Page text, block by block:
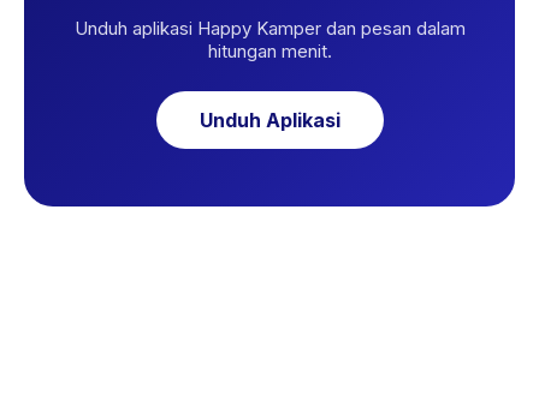
Unduh aplikasi Happy Kamper dan pesan dalam
hitungan menit.
Unduh Aplikasi